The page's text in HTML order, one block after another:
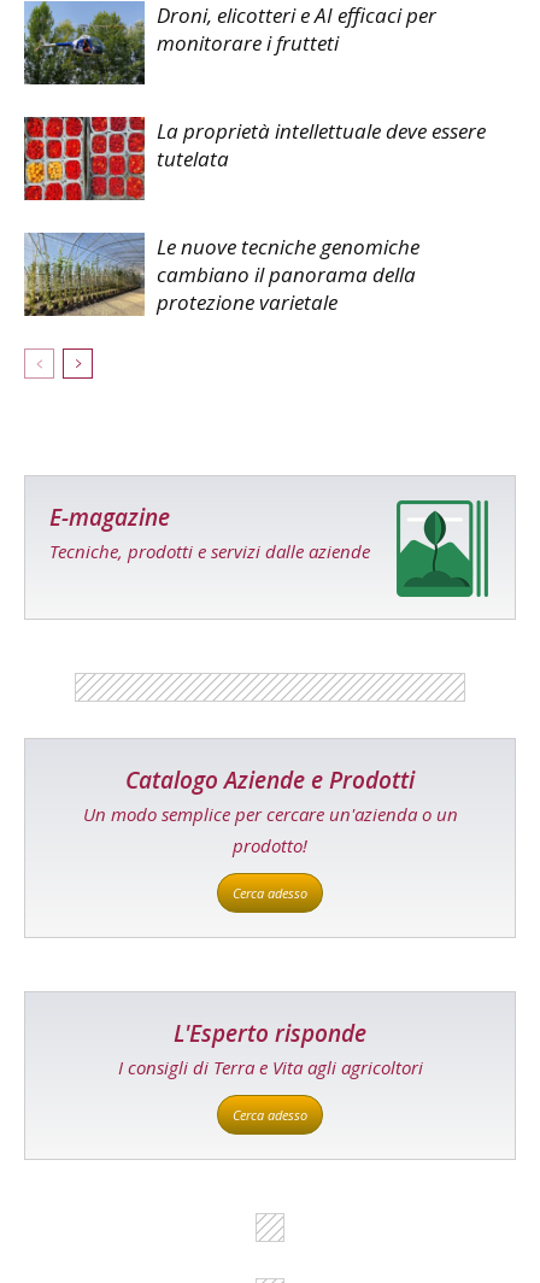
Droni, elicotteri e AI efficaci per
monitorare i frutteti
La proprietà intellettuale deve essere
tutelata
Le nuove tecniche genomiche
cambiano il panorama della
protezione varietale
E-magazine
Tecniche, prodotti e servizi dalle aziende
Catalogo Aziende e Prodotti
Un modo semplice per cercare un'azienda o un
prodotto!
Cerca adesso
L'Esperto risponde
I consigli di Terra e Vita agli agricoltori
Cerca adesso